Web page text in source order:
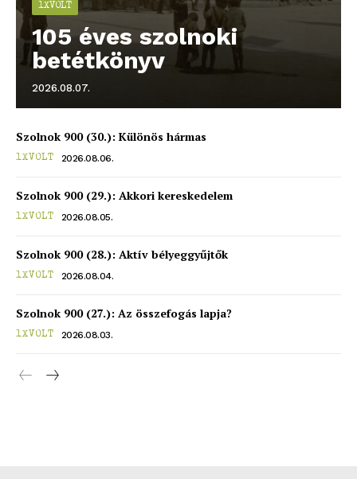
blogSZOLNOK
szubjektív élményportál
ELŐFIZETÉS
Hasznos
bSZ fiók
1XVOLT
105 éves szolnoki
betétkönyv
2026.08.07.
Szolnok 900 (30.): Különös hármas
1XVOLT 2026.08.06.
Szolnok 900 (29.): Akkori kereskedelem
1XVOLT 2026.08.05.
Szolnok 900 (28.): Aktív bélyeggyűjtők
1XVOLT 2026.08.04.
Szolnok 900 (27.): Az összefogás lapja?
1XVOLT 2026.08.03.